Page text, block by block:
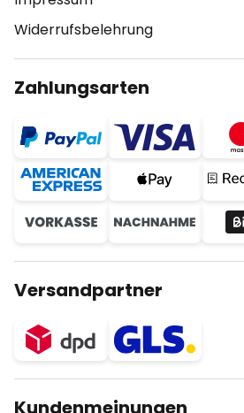
Widerrufsbelehrung
Zahlungsarten
Versandpartner
Kundenmeinungen